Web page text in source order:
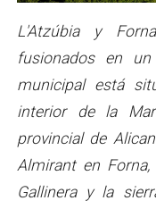
L'Atzúbia y
fusionados en
municipal está
interior de la
provincial de
Almirant en
Gallinera y la